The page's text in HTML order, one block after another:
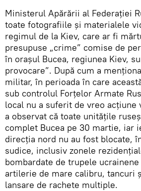
Ministerul Apărării al Federației
toate fotografiile și materialele
regimul de la Kiev, care ar fi
presupuse „crime” comise de
în orașul Bucea, regiunea Kiev,
provocare”. După cum a
militar, în perioada în care
sub controlul Forțelor Armate
local nu a suferit de vreo
a observat că toate unitățile
complet Bucea pe 30 martie, iar
direcția nord nu au fost blocate,
sudice, inclusiv zonele
bombardate de trupele
artilerie de mare calibru, tancuri
lansare de rachete multiple.